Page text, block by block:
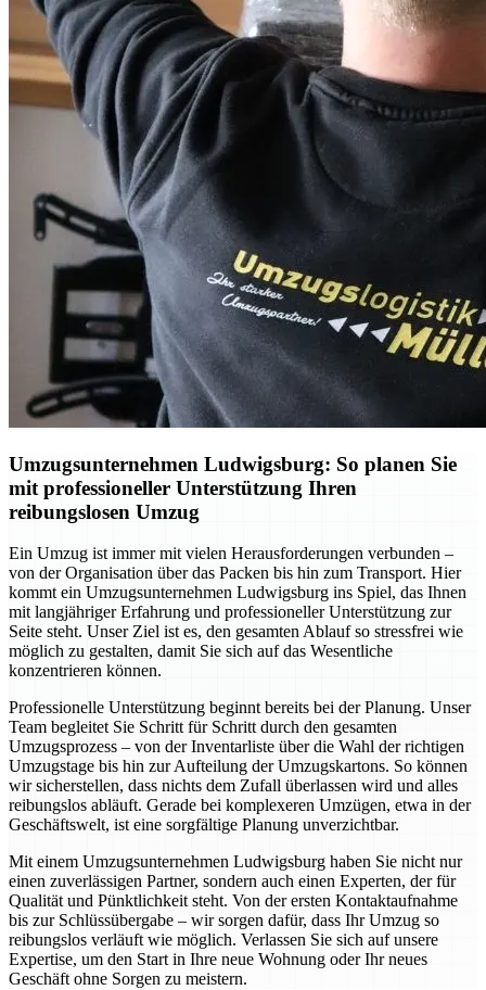
Umzugsunternehmen Ludwigsburg: So planen Sie
mit professioneller Unterstützung Ihren
reibungslosen Umzug
Ein Umzug ist immer mit vielen Herausforderungen verbunden –
von der Organisation über das Packen bis hin zum Transport. Hier
kommt ein Umzugsunternehmen Ludwigsburg ins Spiel, das Ihnen
mit langjähriger Erfahrung und professioneller Unterstützung zur
Seite steht. Unser Ziel ist es, den gesamten Ablauf so stressfrei wie
möglich zu gestalten, damit Sie sich auf das Wesentliche
konzentrieren können.
Professionelle Unterstützung beginnt bereits bei der Planung. Unser
Team begleitet Sie Schritt für Schritt durch den gesamten
Umzugsprozess – von der Inventarliste über die Wahl der richtigen
Umzugstage bis hin zur Aufteilung der Umzugskartons. So können
wir sicherstellen, dass nichts dem Zufall überlassen wird und alles
reibungslos abläuft. Gerade bei komplexeren Umzügen, etwa in der
Geschäftswelt, ist eine sorgfältige Planung unverzichtbar.
Mit einem Umzugsunternehmen Ludwigsburg haben Sie nicht nur
einen zuverlässigen Partner, sondern auch einen Experten, der für
Qualität und Pünktlichkeit steht. Von der ersten Kontaktaufnahme
bis zur Schlüssübergabe – wir sorgen dafür, dass Ihr Umzug so
reibungslos verläuft wie möglich. Verlassen Sie sich auf unsere
Expertise, um den Start in Ihre neue Wohnung oder Ihr neues
Geschäft ohne Sorgen zu meistern.